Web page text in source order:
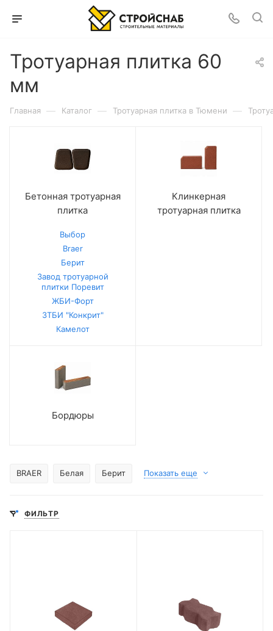
Тротуарная плитка 60
мм
Главная — Каталог — Тротуарная плитка в Тюмени —
Бетонная тротуарная
плитка
Выбор
Braer
Берит
Завод тротуарной
плитки Поревит
ЖБИ-Форт
ЗТБИ "Конкрит"
Камелот
Клинкерная
тротуарная плитка
Бордюры
BRAER Белая Берит Показать еще
ФИЛЬТР